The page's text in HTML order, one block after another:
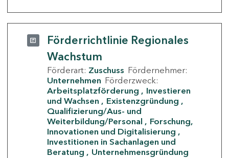
Förderrichtlinie Regionales
Wachstum
Förderart: Zuschuss Fördernehmer:
Unternehmen Förderzweck:
Arbeitsplatzförderung
Investieren
und Wachsen
Existenzgründung
Qualifizierung/Aus- und
Weiterbildung/Personal
Forschung,
Innovationen und Digitalisierung
Investitionen in Sachanlagen und
Beratung
Unternehmensgründung